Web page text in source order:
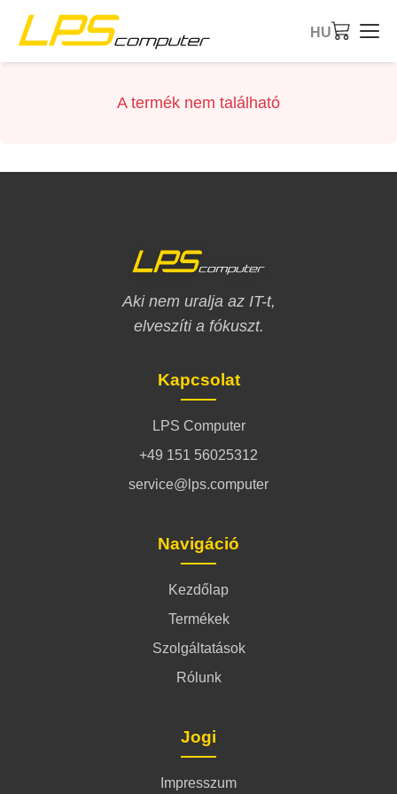
HU
A termék nem található
Aki nem uralja az IT-t,
elveszíti a fókuszt.
Kapcsolat
LPS Computer
+49 151 56025312
service@lps.computer
Navigáció
Kezdőlap
Termékek
Szolgáltatások
Rólunk
Jogi
Impresszum